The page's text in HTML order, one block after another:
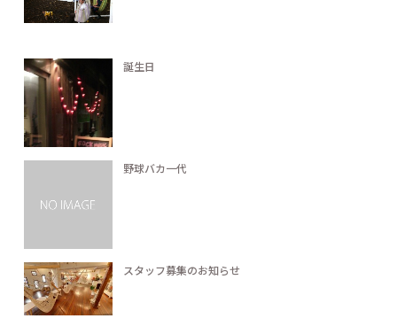
誕生日
野球バカ一代
スタッフ募集のお知らせ